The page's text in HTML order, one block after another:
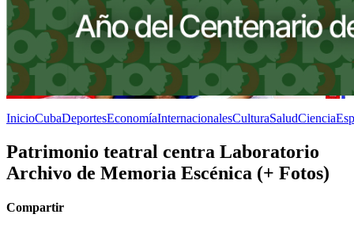
InicioCubaDeportesEconomíaInternacionalesCulturaSaludCiencia
Patrimonio teatral centra Laboratorio
Archivo de Memoria Escénica (+ Fotos)
Compartir